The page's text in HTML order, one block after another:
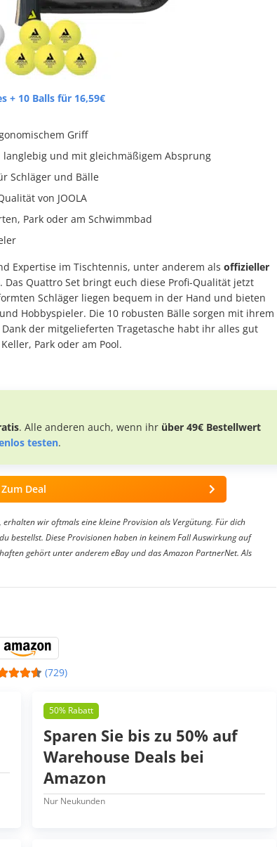
+ 10 Balls für 16,59€
Griff
langlebig und mit gleichmäßigem Absprung
Schläger und Bälle
von JOOLA
Park oder am Schwimmbad
Expertise im Tischtennis, unter anderem als offizieller
. Das Quattro Set bringt euch diese Profi-Qualität jetzt
Schläger liegen bequem in der Hand und bieten
Hobbyspieler. Die 10 robusten Bälle sorgen mit ihrem
der mitgelieferten Tragetasche habt ihr alles gut
Park oder am Pool.
. Alle anderen auch, wenn ihr über 49€ Bestellwert
testen.
Zum Deal
wir oftmals eine kleine Provision als Vergütung. Für dich
bestellst. Diese Provisionen haben in keinem Fall Auswirkung auf
gehört unter anderem eBay und das Amazon PartnerNet. Als
(729)
50% Rabatt
Sparen Sie bis zu 50% auf
Warehouse Deals bei
Amazon
Nur Neukunden